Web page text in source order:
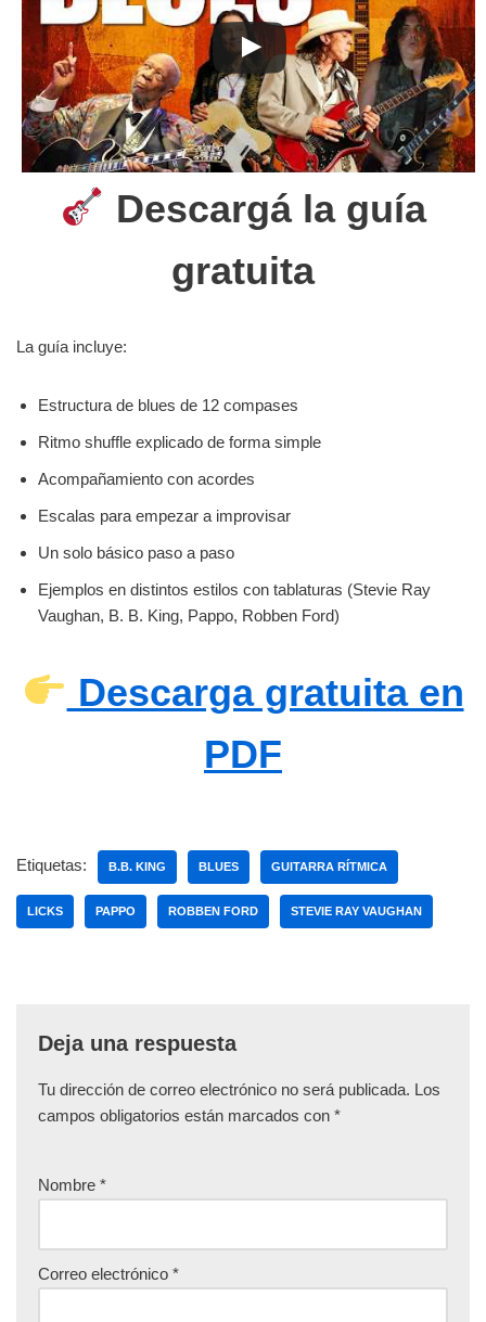
Descargá la guía
gratuita
La guía incluye:
Estructura de blues de 12 compases
Ritmo shuffle explicado de forma simple
Acompañamiento con acordes
Escalas para empezar a improvisar
Un solo básico paso a paso
Ejemplos en distintos estilos con tablaturas (Stevie Ray
Vaughan, B. B. King, Pappo, Robben Ford)
Descarga gratuita en
PDF
Etiquetas: B.B. KING BLUES GUITARRA RÍTMICA
LICKS PAPPO ROBBEN FORD STEVIE RAY VAUGHAN
Deja una respuesta
Tu dirección de correo electrónico no será publicada. Los
campos obligatorios están marcados con *
Nombre *
Correo electrónico *